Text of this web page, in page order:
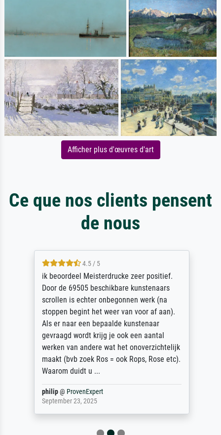
Afficher plus d'œuvres d'art
Ce que nos clients pensent
de nous
4.5 / 5
ik beoordeel Meisterdrucke zeer positief.
Door de 69505 beschikbare kunstenaars
scrollen is echter onbegonnen werk (na
stoppen begint het weer van voor af aan).
Als er naar een bepaalde kunstenaar
gevraagd wordt krijg je ook een aantal
werken van andere wat het onoverzichtelijk
maakt (bvb zoek Ros = ook Rops, Rose etc).
Waarom duidt u ...
philip@ ProvenExpert
September 23, 2025